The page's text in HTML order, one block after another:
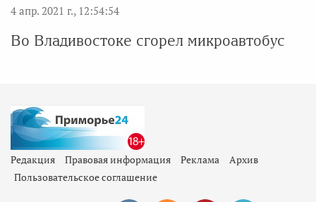
4 апр. 2021 г., 12:54:54
Во Владивостоке сгорел микроавтобус
Редакция Правовая информация Реклама
Архив
Пользовательское соглашение